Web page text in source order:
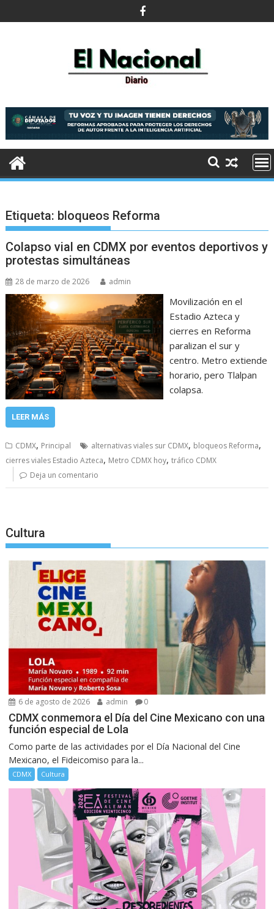
al
Etiqueta: bloqueos Reforma
Colapso vial en CDMX por eventos deportivos y
protestas simultáneas
28 de marzo de 2026 admin
Movilización en el
Estadio Azteca y
cierres en Reforma
paralizan el sur y
centro. Metro extiende
horario, pero Tlalpan
colapsa.
LEER MÁS
CDMX, Principal alternativas viales sur CDMX, bloqueos Reforma,
cierres viales Estadio Azteca, Metro CDMX hoy,tráfico CDMX
Deja un comentario
Cultura
6 de agosto de 2026 admin 0
CDMX conmemora el Día del Cine Mexicano con una
función especial de Lola
Como parte de las actividades por el Día Nacional del Cine
Mexicano, el Fideicomiso para la...
CDMX Cultura